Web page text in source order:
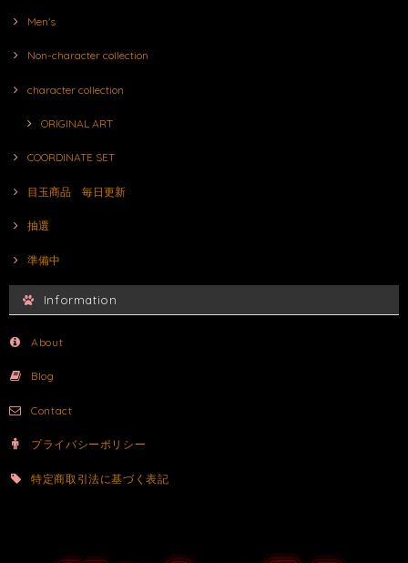
Men's
Non-character collection
character collection
ORIGINAL ART
COORDINATE SET
目玉商品 毎日更新
抽選
準備中
Information
About
Blog
Contact
プライバシーポリシー
特定商取引法に基づく表記